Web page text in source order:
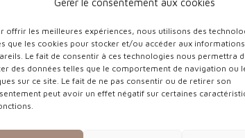
offrir les meilleures expériences, nous utilisons des
que les cookies pour stocker et/ou accéder aux
Le fait de consentir à ces technologies nous permettra
des données telles que le comportement de navigation ou
sur ce site. Le fait de ne pas consentir ou de retirer son
peut avoir un effet négatif sur certaines